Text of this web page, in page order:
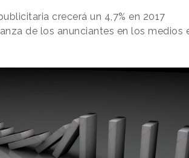
crecerá un 4,7% en 2017
de los anunciantes en los medios